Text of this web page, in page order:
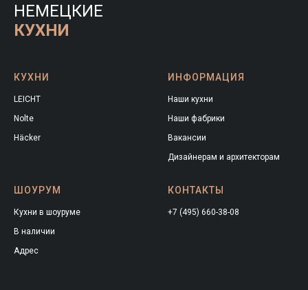
НЕМЕЦКИЕ
КУХНИ
КУХНИ
LEICHT
Nolte
Häcker
ИНФОРМАЦИЯ
Наши кухни
Наши фабрики
Вакансии
Дизайнерам и архитекторам
ШОУРУМ
Кухни в шоуруме
В наличии
Адрес
КОНТАКТЫ
+7 (495) 660-38-08